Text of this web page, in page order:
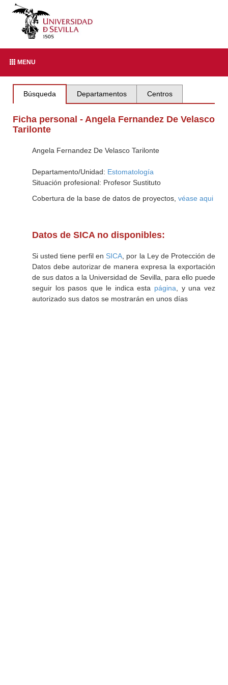
MENU
Búsqueda Departamentos Centros
Ficha personal - Angela Fernandez De Velasco
Tarilonte
Angela Fernandez De Velasco Tarilonte
Departamento/Unidad: Estomatología
Situación profesional: Profesor Sustituto
Cobertura de la base de datos de proyectos, véase aqui
Datos de SICA no disponibles:
Si usted tiene perfil en SICA , por la Ley de Protección de
Datos debe autorizar de manera expresa la exportación
de sus datos a la Universidad de Sevilla, para ello puede
seguir los pasos que le indica esta página , y una vez
autorizado sus datos se mostrarán en unos días